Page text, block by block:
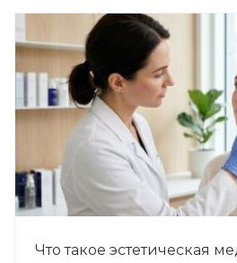
Что такое эстетическая